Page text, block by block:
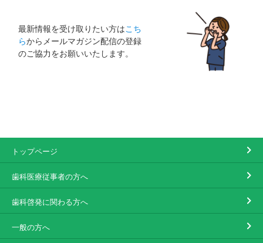
最新情報を受け取りたい方はこち
らからメールマガジン配信の登録
のご協力をお願いいたします。
トップページ
歯科医療従事者の方へ
歯科啓発に関わる方へ
一般の方へ